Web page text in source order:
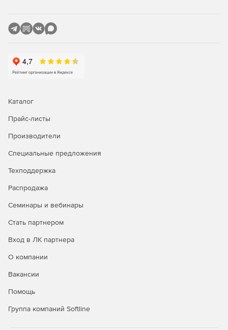
Каталог
Прайс-листы
Производители
Специальные предложения
Техподдержка
Распродажа
Семинары и вебинары
Стать партнером
Вход в ЛК партнера
О компании
Вакансии
Помощь
Группа компаний Softline